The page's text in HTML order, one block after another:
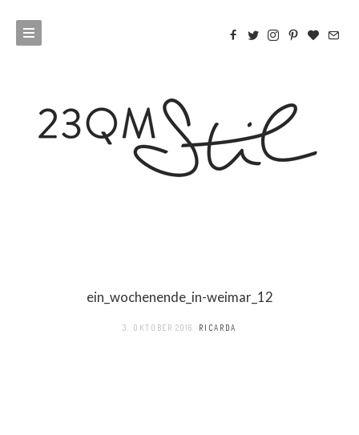
ein_wochenende_in-weimar_12
3. OKTOBER 2016 RICARDA